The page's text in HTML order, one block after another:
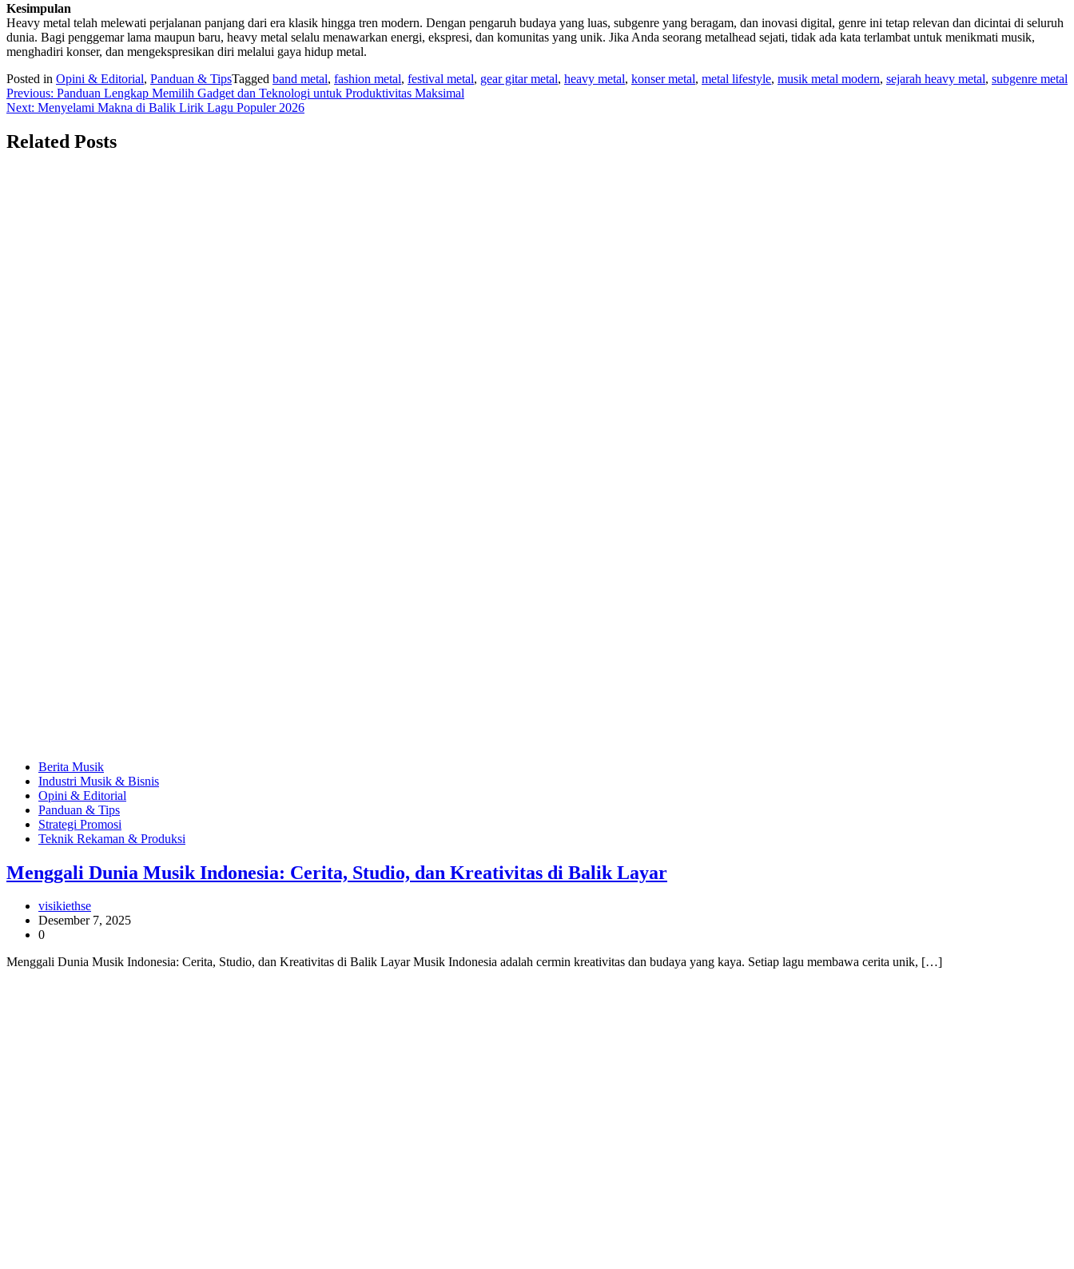
Kesimpulan
Heavy metal telah melewati perjalanan panjang dari era klasik hingga tren modern. Dengan pengaruh budaya yang luas, subgenre yang beragam, dan inovasi digital, genre ini tetap relevan dan dicintai di seluruh
dunia. Bagi penggemar lama maupun baru, heavy metal selalu menawarkan energi, ekspresi, dan komunitas yang unik. Jika Anda seorang metalhead sejati, tidak ada kata terlambat untuk menikmati musik,
menghadiri konser, dan mengekspresikan diri melalui gaya hidup metal.
Posted in Opini & Editorial, Panduan & TipsTagged band metal, fashion metal, festival metal, gear gitar metal, heavy metal, konser metal, metal lifestyle, musik metal modern, sejarah heavy metal, subgenre metal
Navigasi
pos
Previous: Panduan Lengkap Memilih Gadget dan Teknologi untuk Produktivitas Maksimal
Next: Menyelami Makna di Balik Lirik Lagu Populer 2026
Related Posts
Berita Musik
Industri Musik & Bisnis
Opini & Editorial
Panduan & Tips
Strategi Promosi
Teknik Rekaman & Produksi
Menggali Dunia Musik Indonesia: Cerita, Studio, dan Kreativitas di Balik Layar
visikiethse
Desember 7, 2025
0
Menggali Dunia Musik Indonesia: Cerita, Studio, dan Kreativitas di Balik Layar Musik Indonesia adalah cermin kreativitas dan budaya yang kaya. Setiap lagu membawa cerita unik, […]